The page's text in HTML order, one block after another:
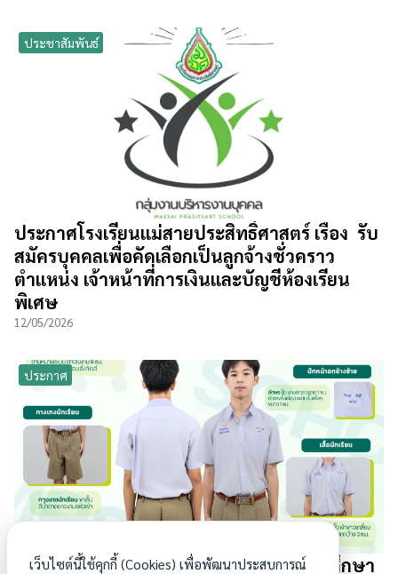
ประชาสัมพันธ์
ประกาศโรงเรียนแม่สายประสิทธิ์ศาสตร์ เรื่อง รับ
สมัครบุคคลเพื่อคัดเลือกเป็นลูกจ้างชั่วคราว
ตำแหน่ง เจ้าหน้าที่การเงินและบัญชีห้องเรียน
พิเศษ
12/05/2026
ประกาศ
การแต่งกายชุดนักเรียนที่ถูกระเบียบ ปีการศึกษา
เว็บไซต์นี้ใช้คุกกี้ (Cookies) เพื่อพัฒนาประสบการณ์